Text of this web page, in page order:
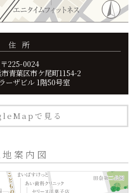
住 所
〒225-0024
青葉区市ケ尾町1154-2
ーザビル 1階50号室
で見る
案内図